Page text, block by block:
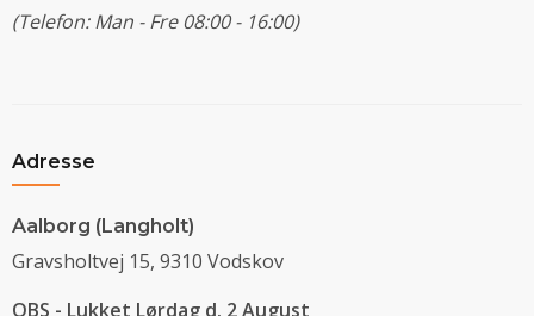
(Telefon: Man - Fre 08:00 - 16:00)
Adresse
Aalborg (Langholt)
Gravsholtvej 15, 9310 Vodskov
OBS - Lukket Lørdag d. 2 August